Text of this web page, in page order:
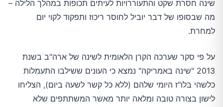
שינה חסרת שקט והתעוררויות לעיתים תכופות במהלך הלילה –
מה שבסופו של דבר יוביל לחוסר ריכוז ותפקוד לקוי יום
למחרת.
על פי סקר שערכה הקרן הלאומית לשינה של ארה"ב בשנת
2013 "שינה באמריקה" נמצא כי העונים ששילבו התעמלות
כלשהי בלו"ז היומי שלהם (ללא כל קשר לשעה ביום), הצליחו
לישון בצורה טובה ומלאה יותר מאשר המשתתפים שלא